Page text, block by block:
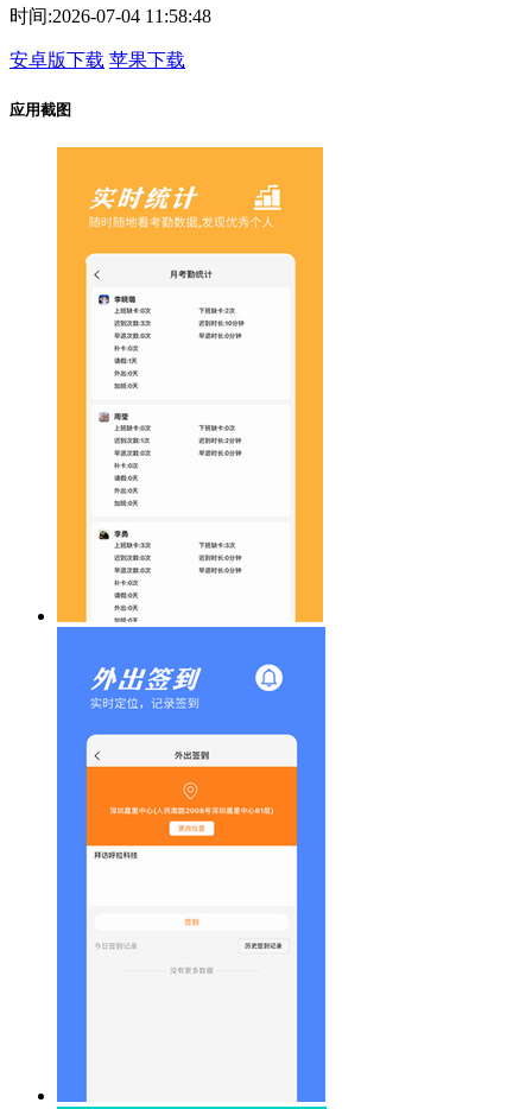
时间:2026-07-04 11:58:48
安卓版下载 苹果下载
应用截图